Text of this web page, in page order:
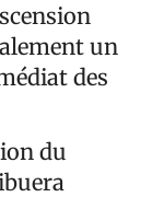
un
des
du